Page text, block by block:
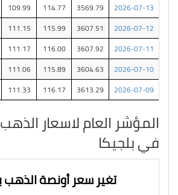
2026-07-13
3569.79
114.77
109.99
2026-07-12
3607.51
115.99
111.15
2026-07-11
3607.92
116.00
111.17
2026-07-10
3604.63
115.89
111.06
2026-07-09
3613.29
116.17
111.33
المؤشر العام لاسعار الذهب
في بلجيكا